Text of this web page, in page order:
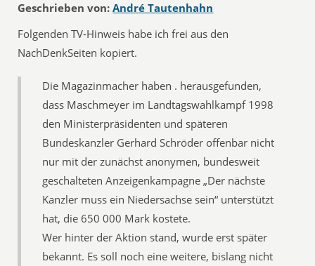
Geschrieben von: André Tautenhahn
Folgenden TV-Hinweis habe ich frei aus den
NachDenkSeiten kopiert.
Die Magazinmacher haben . herausgefunden,
dass Maschmeyer im Landtagswahlkampf 1998
den Ministerpräsidenten und späteren
Bundeskanzler Gerhard Schröder offenbar nicht
nur mit der zunächst anonymen, bundesweit
geschalteten Anzeigenkampagne „Der nächste
Kanzler muss ein Niedersachse sein“ unterstützt
hat, die 650 000 Mark kostete.
Wer hinter der Aktion stand, wurde erst später
bekannt. Es soll noch eine weitere, bislang nicht